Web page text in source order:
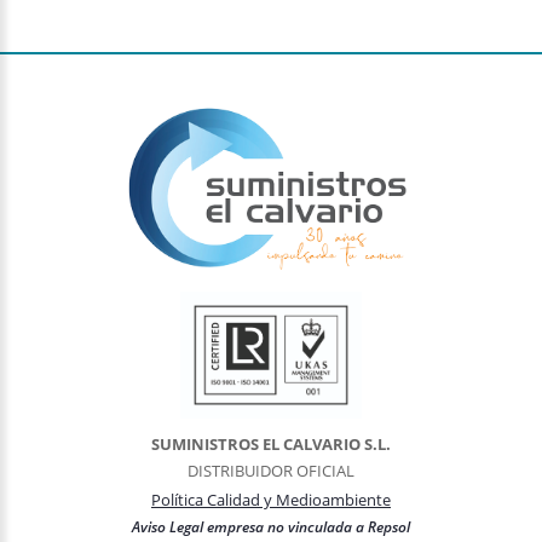
SUMINISTROS EL CALVARIO S.L.
DISTRIBUIDOR OFICIAL
Política Calidad y Medioambiente
Aviso Legal empresa no vinculada a Repsol